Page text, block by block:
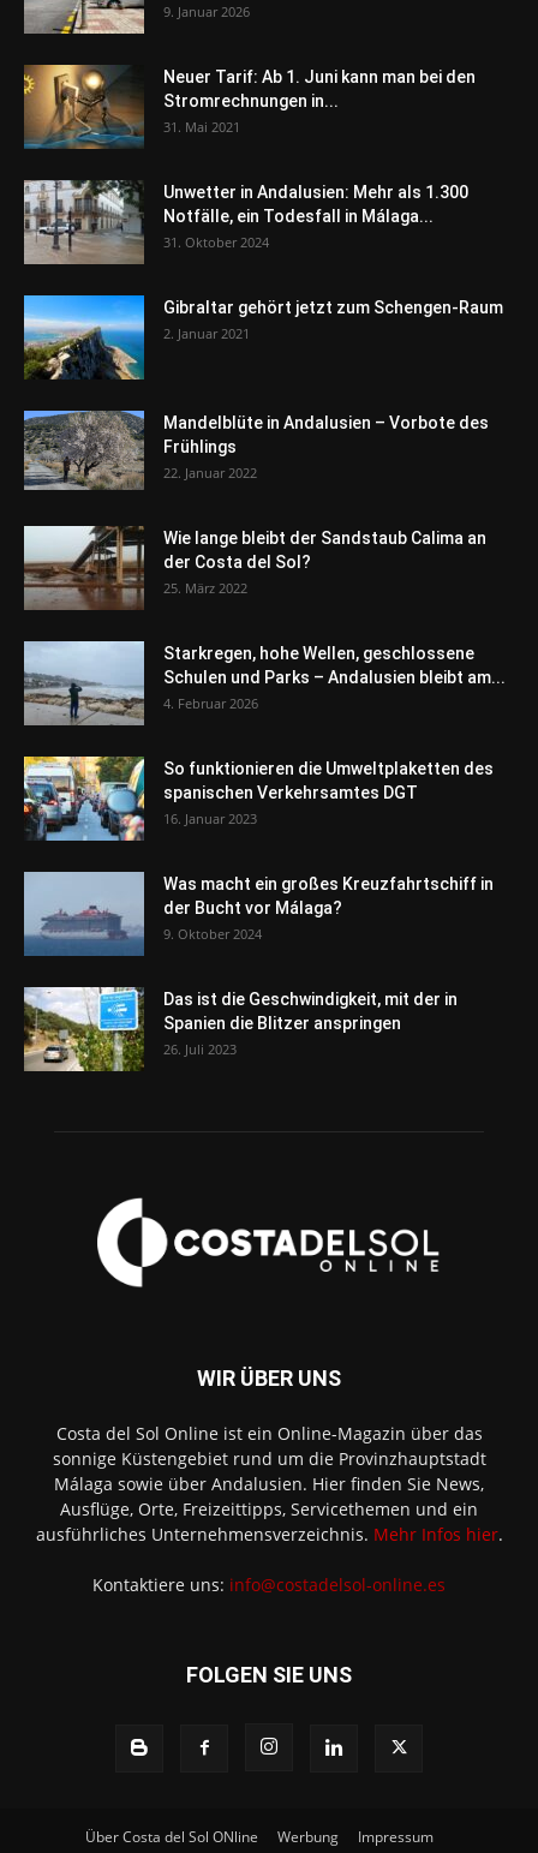
9. Januar 2026
Neuer Tarif: Ab 1. Juni kann man bei den
Stromrechnungen in...
31. Mai 2021
Unwetter in Andalusien: Mehr als 1.300
Notfälle, ein Todesfall in Málaga...
31. Oktober 2024
Gibraltar gehört jetzt zum Schengen-Raum
2. Januar 2021
Mandelblüte in Andalusien – Vorbote des
Frühlings
22. Januar 2022
Wie lange bleibt der Sandstaub Calima an
der Costa del Sol?
25. März 2022
Starkregen, hohe Wellen, geschlossene
Schulen und Parks – Andalusien bleibt am...
4. Februar 2026
So funktionieren die Umweltplaketten des
spanischen Verkehrsamtes DGT
16. Januar 2023
Was macht ein großes Kreuzfahrtschiff in
der Bucht vor Málaga?
9. Oktober 2024
Das ist die Geschwindigkeit, mit der in
Spanien die Blitzer anspringen
26. Juli 2023
WIR ÜBER UNS
Costa del Sol Online ist ein Online-Magazin über das
sonnige Küstengebiet rund um die Provinzhauptstadt
Málaga sowie über Andalusien. Hier finden Sie News,
Ausflüge, Orte, Freizeittipps, Servicethemen und ein
ausführliches Unternehmensverzeichnis. Mehr Infos hier.
Kontaktiere uns: info@costadelsol-online.es
FOLGEN SIE UNS
Über Costa del Sol ONline Werbung
Impressum